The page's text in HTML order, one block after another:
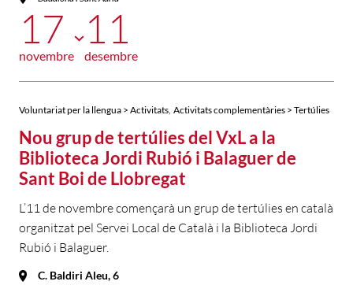
17
novembre
11
desembre
Voluntariat per la llengua > Activitats Activitats complementàries > Tertúlies
Nou grup de tertúlies del VxL a la
Biblioteca Jordi Rubió i Balaguer de
Sant Boi de Llobregat
L’11 de novembre començarà un grup de tertúlies en català
organitzat pel Servei Local de Català i la Biblioteca Jordi
Rubió i Balaguer.
C. Baldiri Aleu, 6